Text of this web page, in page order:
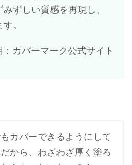
ずしい質感を再現し、
。
：カバーマーク公式サイト
カバーできるようにして
から、わざわざ厚く塗ろ